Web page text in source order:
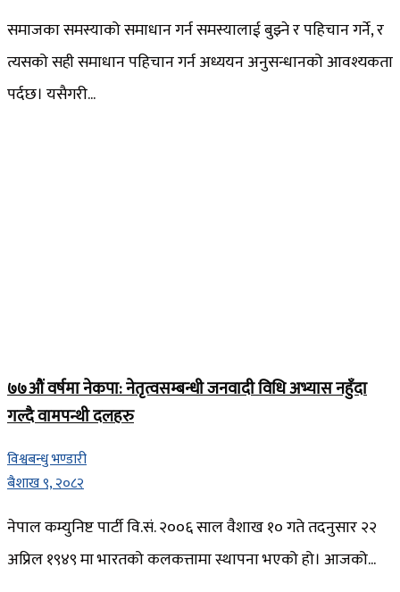
समाजका समस्याको समाधान गर्न समस्यालाई बुझ्ने र पहिचान गर्ने, र
त्यसको सही समाधान पहिचान गर्न अध्ययन अनुसन्धानको आवश्यकता
पर्दछ। यसैगरी...
७७औं वर्षमा नेकपा: नेतृत्वसम्बन्धी जनवादी विधि अभ्यास नहुँदा
गल्दै वामपन्थी दलहरु
विश्वबन्धु भण्डारी
बैशाख ९, २०८२
नेपाल कम्युनिष्ट पार्टी वि.सं. २००६ साल वैशाख १० गते तदनुसार २२
अप्रिल १९४९ मा भारतको कलकत्तामा स्थापना भएको हो। आजको...